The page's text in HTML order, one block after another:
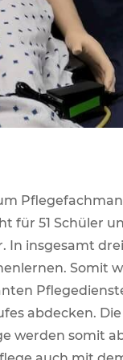
für 51 Schüler
insgesamt
Somit
abdecken.
somit